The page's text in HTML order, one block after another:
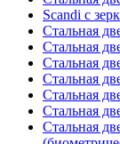
Scandi с
Стальная
Стальная
Стальная
Стальная
Стальная
Стальная
Стальная